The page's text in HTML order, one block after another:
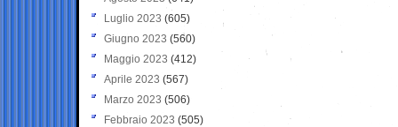
Luglio 2023 (605)
Giugno 2023 (560)
Maggio 2023 (412)
Aprile 2023 (567)
Marzo 2023 (506)
Febbraio 2023 (505)